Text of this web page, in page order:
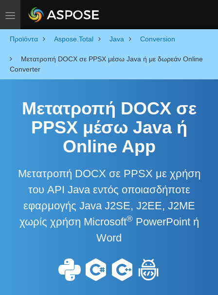
Toggle navigation
Προϊόντα Aspose.Total Java Conversion
Μετατροπή DOCX σε PPSX μέσω Java ή με δωρεάν Online
Converter
Μετατροπή DOCX σε
PPSX μέσω Java ή
Online App
Μετατροπή DOCX σε PPSX με χρήση
του API Java εντός οποιασδήποτε
εφαρμογής Java J2SE, J2EE, J2ME
χωρίς χρήση Microsoft®PowerPoint ή
Word